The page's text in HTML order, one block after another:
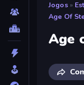
Jogos »
Age Of
Age